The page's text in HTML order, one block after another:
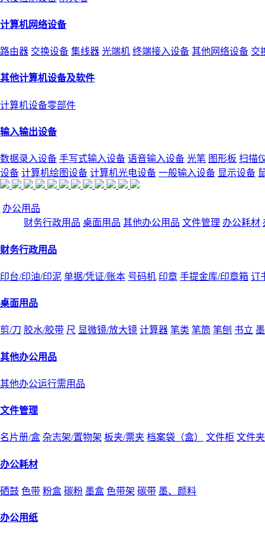
计算机网络设备
路由器 交换设备 集线器 光端机 终端接入设备 其他网络设备 交
其他计算机设备及软件
计算机设备零部件
输入输出设备
数据录入设备 手写式输入设备 语音输入设备 光笔 图形板 扫描
设备 计算机绘图设备 计算机光电设备 一般输入设备 显示设备
办公用品
财务行政用品 桌面用品 其他办公用品 文件管理 办公耗材
财务行政用品
印台/印油/印泥 单据/凭证/账本 号码机 印章 手提金库/印章箱 订
桌面用品
剪/刀 胶水/胶带 尺 显微镜/放大镜 计算器 笔类 笔筒 笔刨 书立
其他办公用品
其他办公运行需用品
文件管理
名片册/盒 杂志架/置物架 板夹/票夹 档案袋（盒） 文件柜 文件
办公耗材
硒鼓 色带 粉盒 碳粉 墨盒 色带架 碳带 墨、颜料
办公用纸